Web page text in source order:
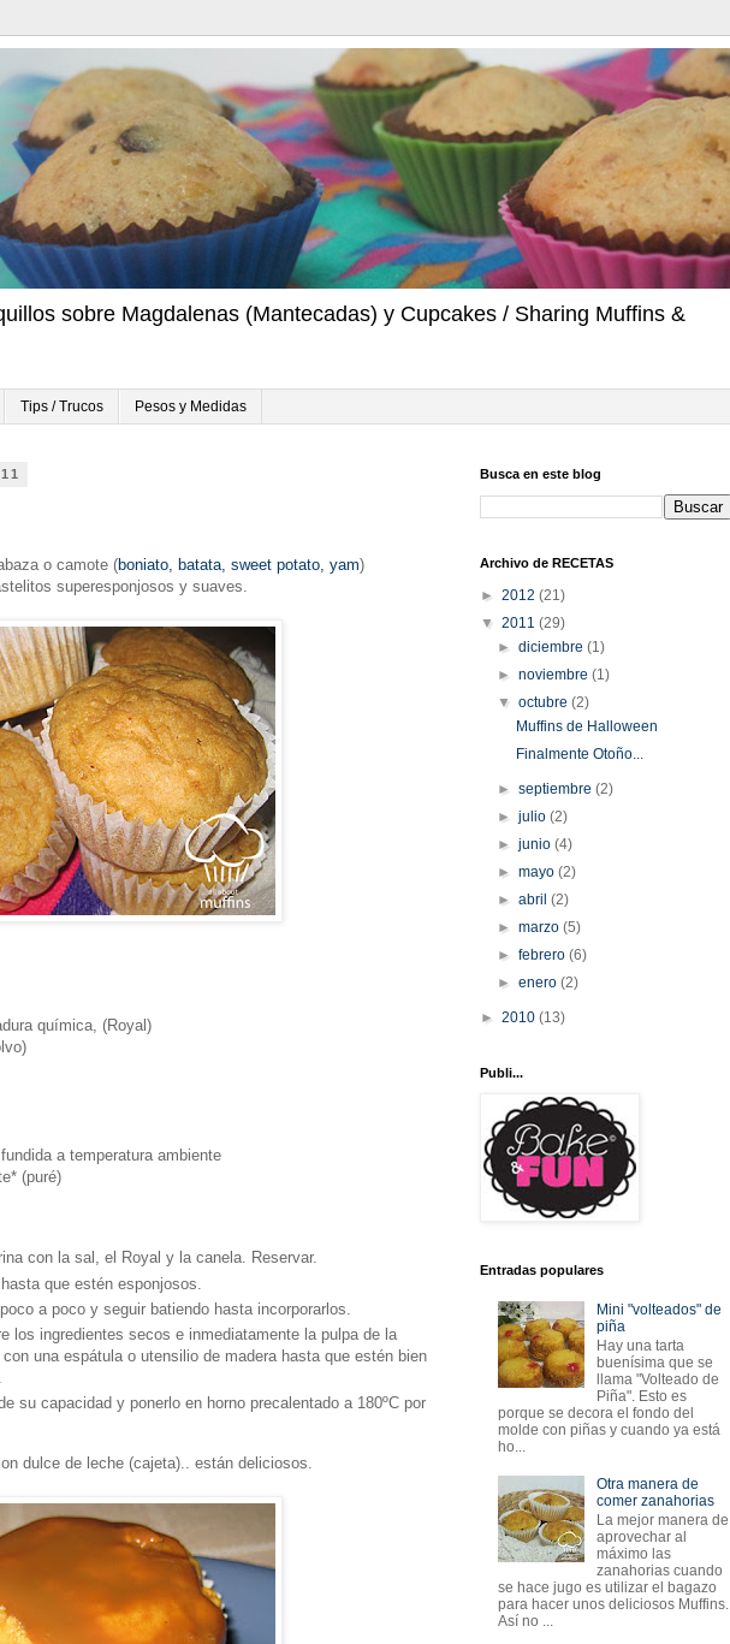
sobre Magdalenas (Mantecadas) y Cupcakes / Sharing Muffins &
Tips / Trucos Pesos y Medidas
o camote (boniato, batata, sweet potato, yam)
superesponjosos y suaves.
química, (Royal)
a temperatura ambiente
(puré)
con la sal, el Royal y la canela. Reservar.
que estén esponjosos.
a poco y seguir batiendo hasta incorporarlos.
los ingredientes secos e inmediatamente la pulpa de la
una espátula o utensilio de madera hasta que estén bien
su capacidad y ponerlo en horno precalentado a 180ºC por
dulce de leche (cajeta).. están deliciosos.
Busca en este blog
Archivo de RECETAS
► 2012 (21)
▼ 2011 (29)
►diciembre(1)
►noviembre(1)
▼octubre(2)
Muffins de Halloween
Finalmente Otoño...
►septiembre(2)
►julio(2)
►junio(4)
►mayo(2)
►abril(2)
►marzo(5)
►febrero(6)
►enero(2)
► 2010 (13)
Publi...
Entradas populares
Mini "volteados" de
piña
Hay una tarta
buenísima que se
llama "Volteado de
Piña". Esto es
porque se decora el fondo del
molde con piñas y cuando ya está
ho...
Otra manera de
comer zanahorias
La mejor manera de
aprovechar al
máximo las
zanahorias cuando
se hace jugo es utilizar el bagazo
para hacer unos deliciosos Muffins.
Así no ...